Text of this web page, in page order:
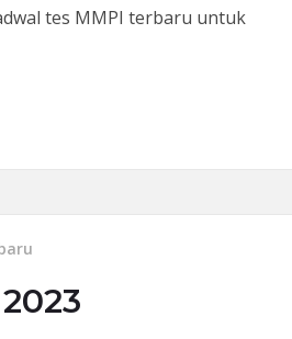
tes MMPI terbaru untuk